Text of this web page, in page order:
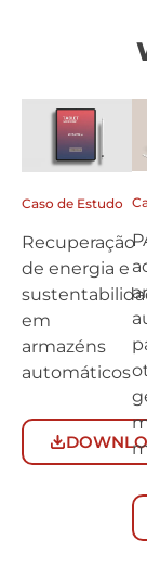
Caso de Estudo
Recuperação
de energia e
em
armazéns
automáticos